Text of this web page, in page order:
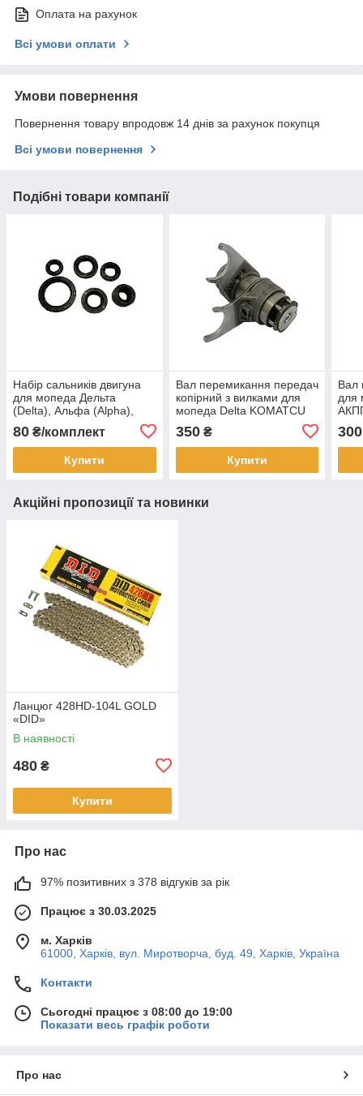
Оплата на рахунок
Всі умови оплати
Умови повернення
Повернення товару впродовж 14 днів за рахунок покупця
Всі умови повернення
Подібні товари компанії
Набір сальників двигуна
для мопеда Дельта
(Delta), Альфа (Alpha),
80 ₴/комплект
Купити
Вал перемикання передач
копірний з вилками для
мопеда Delta KOMATCU
350₴
Купити
Вал
для
300
Акційні пропозиції та новинки
Ланцюг 428HD-104L GOLD
«DID»
В наявності
480 ₴
Купити
Про нас
97% позитивних з 378 відгуків за рік
Працює з 30.03.2025
м. Харків
61000, Харків, вул. Миротворча, буд. 49, Харків, Україна
Контакти
Сьогодні працює з 08:00 до 19:00
Показати весь графік роботи
Про нас